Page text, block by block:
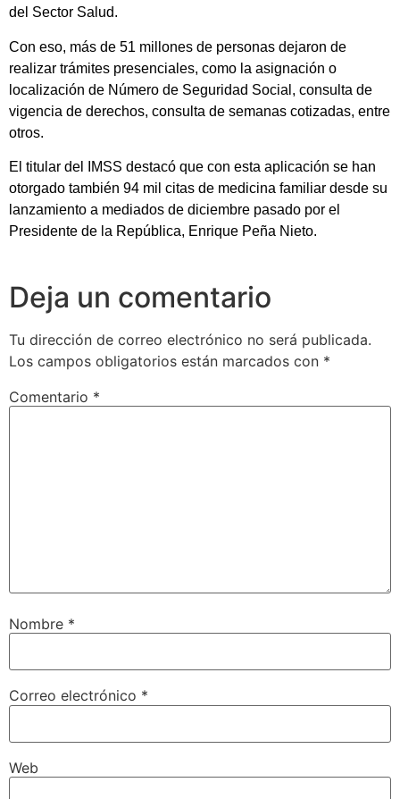
del Sector Salud.
Con eso, más de 51 millones de personas dejaron de
realizar trámites presenciales, como la asignación o
localización de Número de Seguridad Social, consulta de
vigencia de derechos, consulta de semanas cotizadas, entre
otros.
El titular del IMSS destacó que con esta aplicación se han
otorgado también 94 mil citas de medicina familiar desde su
lanzamiento a mediados de diciembre pasado por el
Presidente de la República, Enrique Peña Nieto.
Deja un comentario
Tu dirección de correo electrónico no será publicada.
Los campos obligatorios están marcados con *
Comentario *
Nombre *
Correo electrónico *
Web